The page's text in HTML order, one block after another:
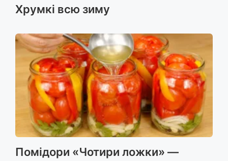
Хрумкі всю зиму
Помідори «Чотири ложки» —